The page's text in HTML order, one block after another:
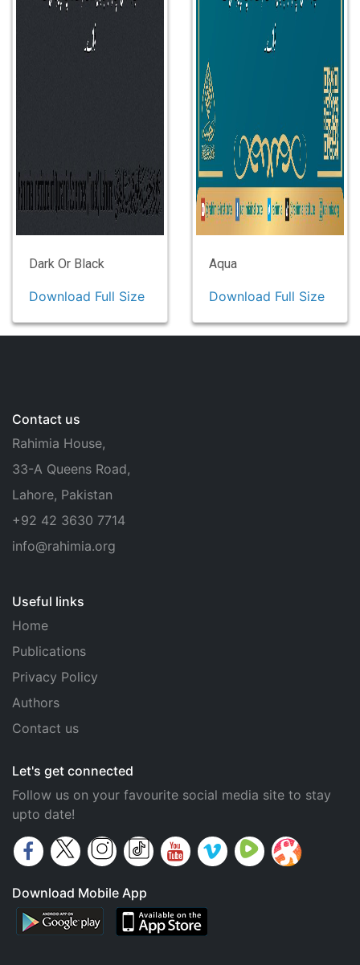
Dark Or Black
Download Full Size
Aqua
Download Full Size
Contact us
Rahimia House,
33-A Queens Road,
Lahore, Pakistan
+92 42 3630 7714
info@rahimia.org
Useful links
Home
Publications
Privacy Policy
Authors
Contact us
Let's get connected
Follow us on your favourite social media site to stay
upto date!
Download Mobile App